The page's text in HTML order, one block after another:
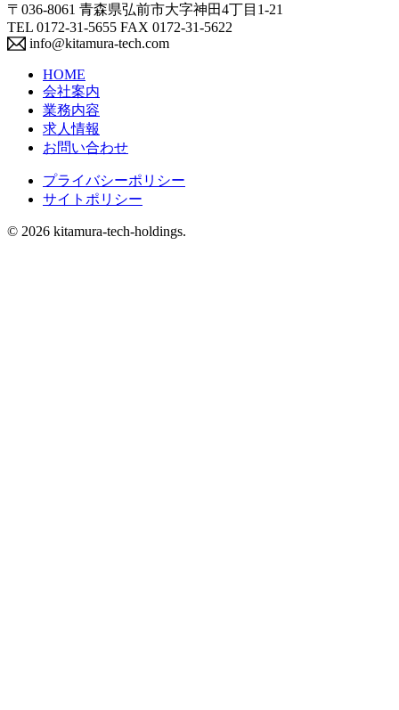
〒036-8061 青森県弘前市大字神田4丁目1-21
TEL 0172-31-5655 FAX 0172-31-5622
info@kitamura-tech.com
HOME
会社案内
業務内容
求人情報
お問い合わせ
プライバシーポリシー
サイトポリシー
© 2026 kitamura-tech-holdings.